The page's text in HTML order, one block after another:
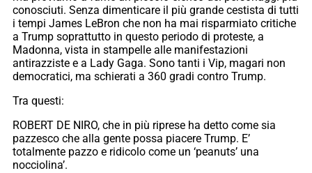
conosciuti. Senza dimenticare il più grande cestista di tutti
i tempi James LeBron che non ha mai risparmiato critiche
a Trump soprattutto in questo periodo di proteste, a
Madonna, vista in stampelle alle manifestazioni
antirazziste e a Lady Gaga. Sono tanti i Vip, magari non
democratici, ma schierati a 360 gradi contro Trump.
Tra questi:
ROBERT DE NIRO, che in più riprese ha detto come sia
pazzesco che alla gente possa piacere Trump. E’
totalmente pazzo e ridicolo come un ‘peanuts’ una
nocciolina’.